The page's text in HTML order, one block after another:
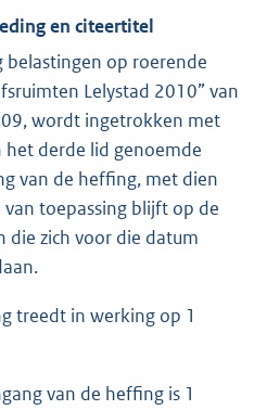
en citeertitel
belastingen op roerende
Lelystad 2010” van
wordt ingetrokken met
het derde lid genoemde
van de heffing, met dien
toepassing blijft op de
die zich voor die datum
treedt in werking op 1
van de heffing is 1